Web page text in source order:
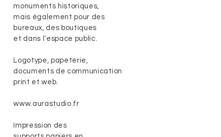
monuments historiques,
mais également pour des
bureaux, des boutiques
et dans l’espace public.
Logotype, papeterie,
documents de communication
print et web.
www.aurastudio.fr
Impression des